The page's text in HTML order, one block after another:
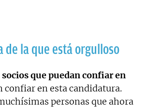
de la que está orgulloso
socios que puedan confiar en
confiar en esta candidatura.
personas que ahora